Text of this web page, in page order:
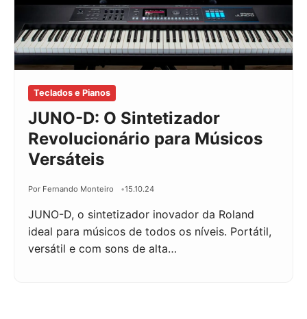
Teclados e Pianos
JUNO-D: O Sintetizador
Revolucionário para Músicos
Versáteis
Por Fernando Monteiro 15.10.24
JUNO-D, o sintetizador inovador da Roland
ideal para músicos de todos os níveis. Portátil,
versátil e com sons de alta…